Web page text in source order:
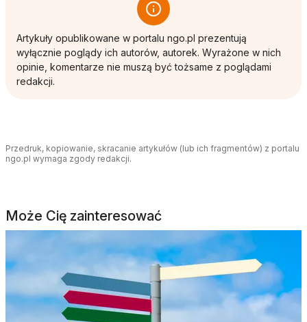
Artykuły opublikowane w portalu ngo.pl prezentują
wyłącznie poglądy ich autorów, autorek. Wyrażone w nich
opinie, komentarze nie muszą być tożsame z poglądami
redakcji.
Przedruk, kopiowanie, skracanie artykułów (lub ich fragmentów) z portalu
ngo.pl wymaga zgody redakcji.
Może Cię zainteresować